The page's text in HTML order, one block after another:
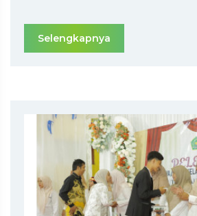
Selengkapnya